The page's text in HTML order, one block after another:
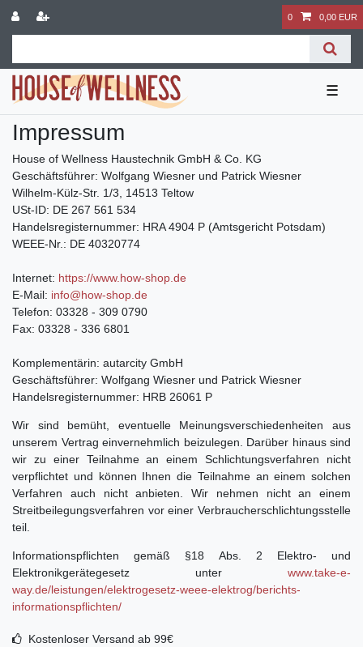
0 0,00 EUR
☰
Impressum
House of Wellness Haustechnik GmbH & Co. KG
Geschäftsführer: Wolfgang Wiesner und Patrick Wiesner
Wilhelm-Külz-Str. 1/3, 14513 Teltow
USt-ID: DE 267 561 534
Handelsregisternummer: HRA 4904 P (Amtsgericht Potsdam)
WEEE-Nr.: DE 40320774
Internet: https://www.how-shop.de
E-Mail: info@how-shop.de
Telefon: 03328 - 309 0790
Fax: 03328 - 336 6801
Komplementärin: autarcity GmbH
Geschäftsführer: Wolfgang Wiesner und Patrick Wiesner
Handelsregisternummer: HRB 26061 P
Wir sind bemüht, eventuelle Meinungsverschiedenheiten aus
unserem Vertrag einvernehmlich beizulegen. Darüber hinaus sind
wir zu einer Teilnahme an einem Schlichtungsverfahren nicht
verpflichtet und können Ihnen die Teilnahme an einem solchen
Verfahren auch nicht anbieten
Wir nehmen nicht an einem
Streitbeilegungsverfahren vor einer Verbraucherschlichtungsstelle
teil.
Informationspflichten gemäß §18 Abs. 2 Elektro- und
Elektronikgerätegesetz unter www.take-e-
way.de/leistungen/elektrogesetz-weee-elektrog/berichts-
informationspflichten/
Kostenloser Versand ab 99€